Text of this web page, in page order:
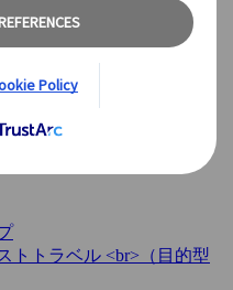
が、お客様の旅のすべて
トトラベル <br>（目的型